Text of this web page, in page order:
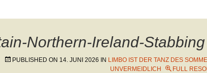
Northern-Ireland-Stabbing
PUBLISHED ON 14. JUNI 2026 IN LIMBO IST DER TANZ DES
UNVERMEIDLICH
FULL